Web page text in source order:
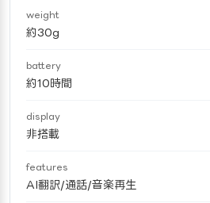
weight
約30g
battery
約10時間
display
非搭載
features
AI翻訳/通話/音楽再生